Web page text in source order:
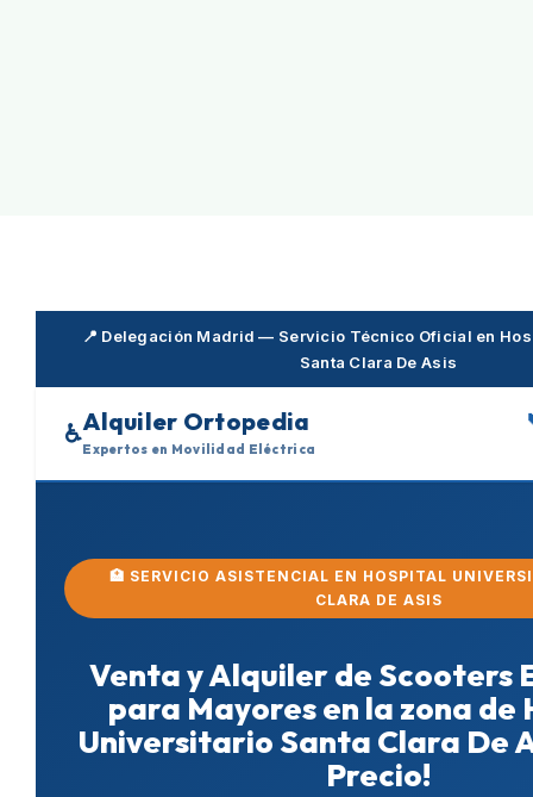
📍 Delegación Madrid — Servicio Técnico Oficial en
Santa Clara De Asis
♿Alquiler Ortopedia
Expertos en Movilidad Eléctrica
🏥 SERVICIO ASISTENCIAL EN HOSPITAL
CLARA DE ASIS
Venta y Alquiler de Scooters
para Mayores en la zona de
Universitario Santa Clara De
Precio!